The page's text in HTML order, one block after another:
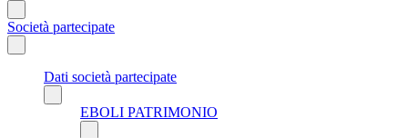
Società partecipate
Dati società partecipate
EBOLI PATRIMONIO